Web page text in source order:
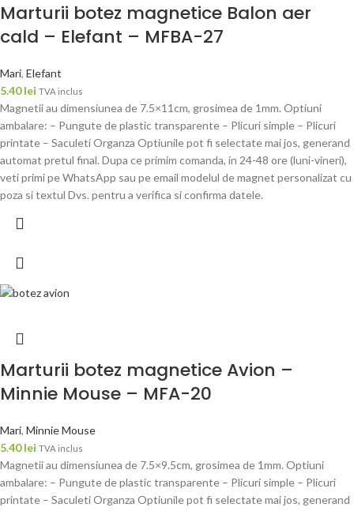
Marturii botez magnetice Balon aer
cald – Elefant – MFBA-27
Mari, Elefant
5.40lei TVA inclus
Magnetii au dimensiunea de 7.5×11cm, grosimea de 1mm. Optiuni
ambalare: – Pungute de plastic transparente – Plicuri simple – Plicuri
printate – Saculeti Organza Optiunile pot fi selectate mai jos, generand
automat pretul final. Dupa ce primim comanda, in 24-48 ore (luni-vineri),
veti primi pe WhatsApp sau pe email modelul de magnet personalizat cu
poza si textul Dvs. pentru a verifica si confirma datele.
Marturii botez magnetice Avion –
Minnie Mouse – MFA-20
Mari, Minnie Mouse
5.40lei TVA inclus
Magnetii au dimensiunea de 7.5×9.5cm, grosimea de 1mm. Optiuni
ambalare: – Pungute de plastic transparente – Plicuri simple – Plicuri
printate – Saculeti Organza Optiunile pot fi selectate mai jos, generand